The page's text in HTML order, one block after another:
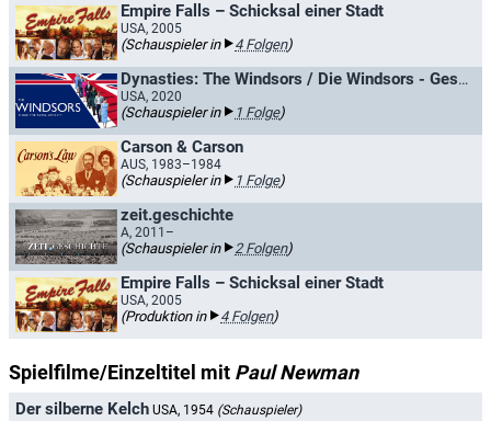
Empire Falls – Schicksal einer Stadt
USA, 2005
(Schauspieler in 4 Folgen)
Dynasties: The Windsors / Die Windsors - Geschichte einer Dynastie
USA, 2020
(Schauspieler in 1 Folge)
Carson & Carson
AUS, 1983–1984
(Schauspieler in 1 Folge)
zeit.geschichte
A, 2011–
(Schauspieler in 2 Folgen)
Empire Falls – Schicksal einer Stadt
USA, 2005
(Produktion in 4 Folgen)
Spielfilme/Einzeltitel mit Paul Newman
Der silberne Kelch USA, 1954 (Schauspieler)